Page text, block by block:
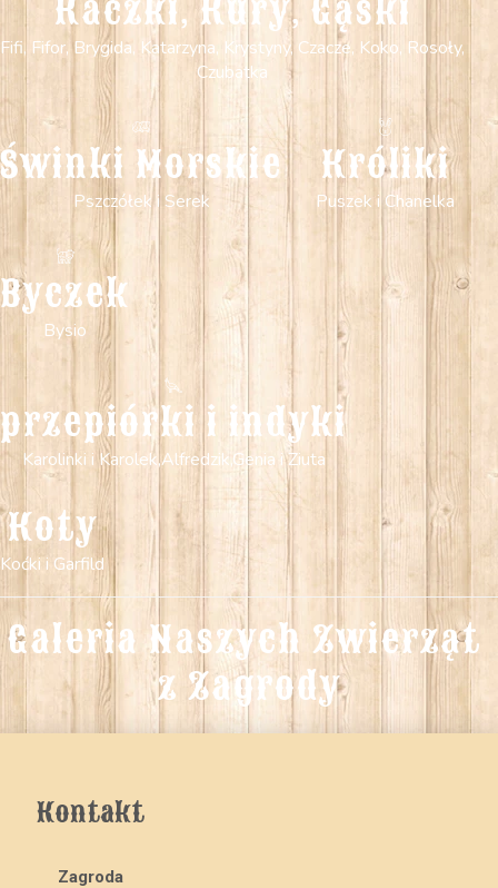
Kaczki, Kury, Gąski
Fifi, Fifor, Brygida, Katarzyna, Krystyny, Czacze, Koko, Rosoły,
Czubatka
Świnki Morskie
Pszczółek i Serek
Króliki
Puszek i Chanelka
Byczek
Bysio
przepiórki i indyki
Karolinki i Karolek,Alfredzik,Genia i Ziuta
Koty
Koćki i Garfild
Galeria Naszych Zwierząt
z Zagrody
Kontakt
Zagroda